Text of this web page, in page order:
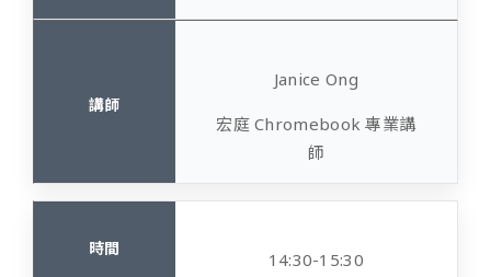
Janice Ong
宏庭Chromebook 專業講
師
14:30-15:30